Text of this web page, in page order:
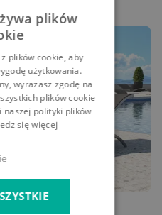
plików
plików cookie, aby
użytkowania.
wyrażasz zgodę na
plików cookie
naszej polityki plików
się więcej